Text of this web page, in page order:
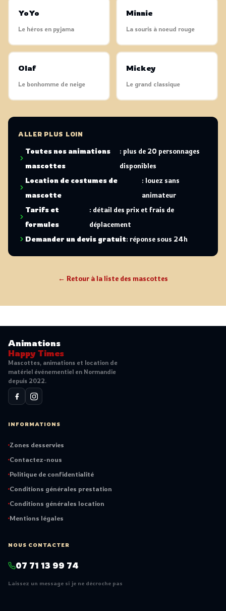
YoYo
Le héros en pyjama
Minnie
La souris à noeud rouge
Olaf
Le bonhomme de neige
Mickey
Le grand classique
ALLER PLUS LOIN
Toutes nos animations
mascottes
: plus de 20 personnages
disponibles
Location de costumes de
mascotte
: louez sans
animateur
Tarifs et
formules
: détail des prix et frais de
déplacement
Demander un devis gratuit: réponse sous 24h
← Retour à la liste des mascottes
Animations
Happy Times
Mascottes, animations et location de
matériel événementiel en Normandie
depuis 2022.
INFORMATIONS
Zones desservies
Contactez-nous
Politique de confidentialité
Conditions générales prestation
Conditions générales location
Mentions légales
NOUS CONTACTER
07 71 13 99 74
Laissez un message si je ne décroche pas